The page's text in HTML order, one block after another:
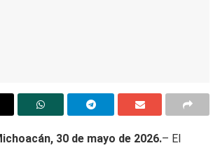
30 de mayo de 2026.– El